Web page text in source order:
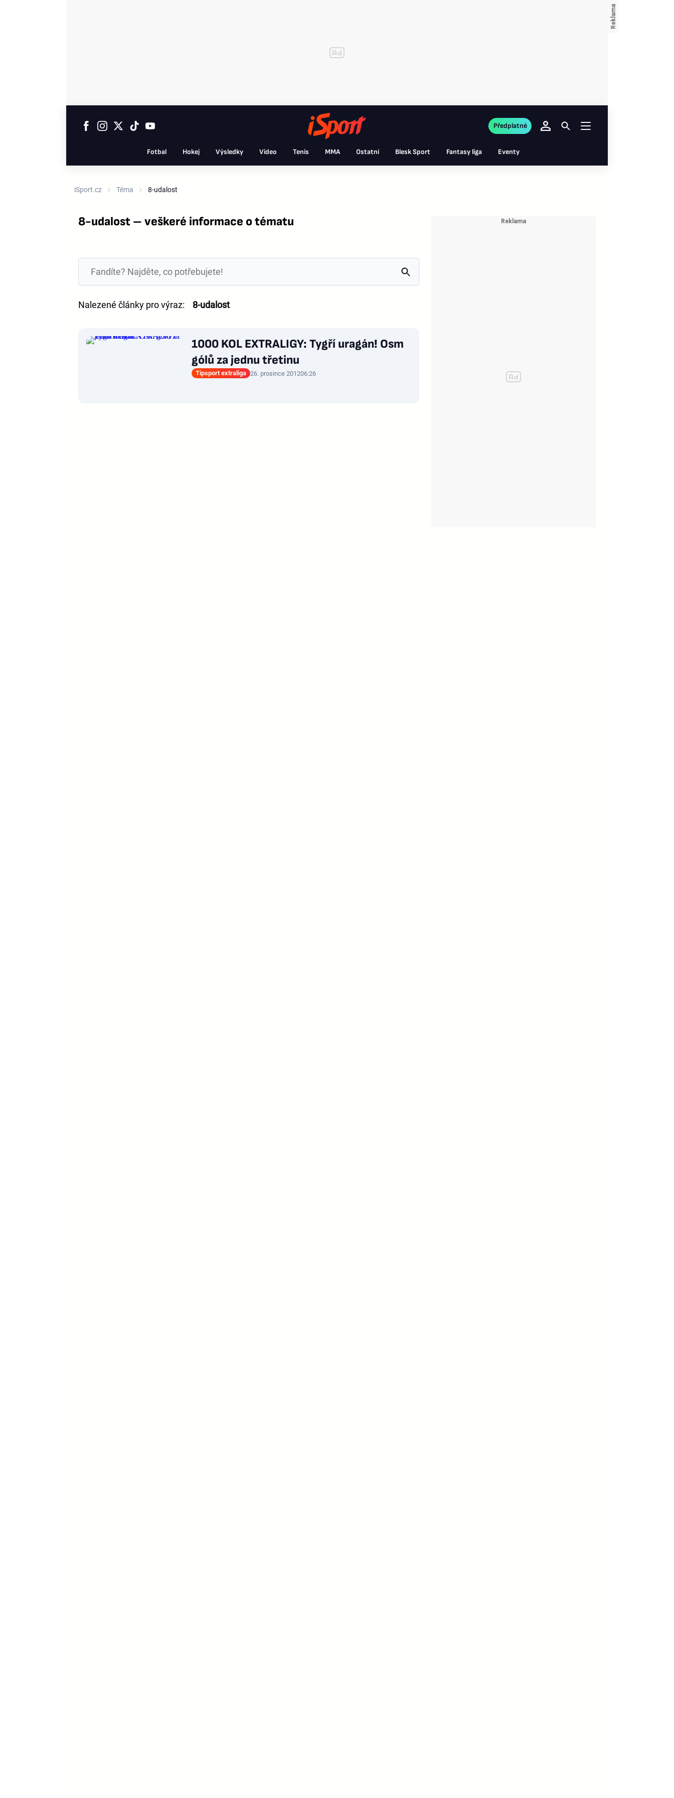
Fotbal Hokej Výsledky Video Tenis MMA Ostatní Blesk Sport Fantasy liga Eventy
Předplatné
iSport.cz Téma 8-udalost
8-udalost – veškeré informace o tématu
Nalezené články pro výraz: 8-udalost
1000 KOL EXTRALIGY: Tygří uragán! Osm
gólů za jednu třetinu
Tipsport extraliga 26. prosince 201206:26